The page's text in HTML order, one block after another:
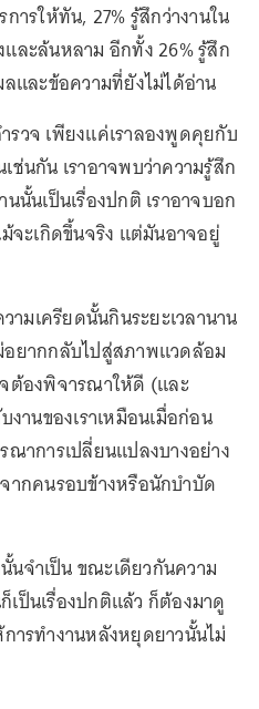
ารให้ทัน, 27% รู้สึกว่างานใน
ละล้นหลาม อีกทั้ง 26% รู้สึก
และข้อความที่ยังไม่ได้อ่าน
รวจ เพียงแค่เราลองพูดคุยกับ
ช่นกัน เราอาจพบว่าความรู้สึก
นั้นเป็นเรื่องปกติ เราอาจบอก
จะเกิดขึ้นจริง แต่มันอาจอยู่
ามเครียดนั้นกินระยะเวลานาน
ยากกลับไปสู่สภาพแวดล้อม
ต้องพิจารณาให้ดี (และ
านของเราเหมือนเมื่อก่อน
าการเปลี่ยนแปลงบางอย่าง
ากคนรอบข้างหรือนักบำบัด
นั้นจำเป็น ขณะเดียวกันความ
ป็นเรื่องปกติแล้ว ก็ต้องมาดู
การทำงานหลังหยุดยาวนั้นไม่